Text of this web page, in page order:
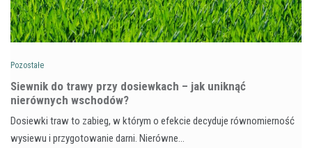
Pozostałe
Siewnik do trawy przy dosiewkach – jak uniknąć
nierównych wschodów?
Dosiewki traw to zabieg, w którym o efekcie decyduje równomierność
wysiewu i przygotowanie darni. Nierówne…